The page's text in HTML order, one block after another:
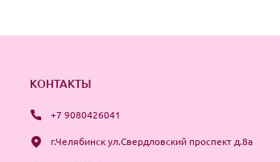
КОНТАКТЫ
+7 9080426041
г.Челябинск ул.Свердловский проспект д.8а